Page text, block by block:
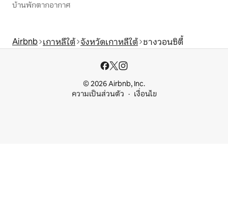
บ้านพักตากอากาศ
Airbnb เกาหลีใต้ จังหวัดเกาหลีใต้ ชางวอนซิตี้
© 2026 Airbnb, Inc.
ความเป็นส่วนตัว
เงื่อนไข